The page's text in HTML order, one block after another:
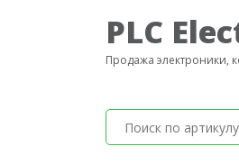
PLC
Продажа электроники,